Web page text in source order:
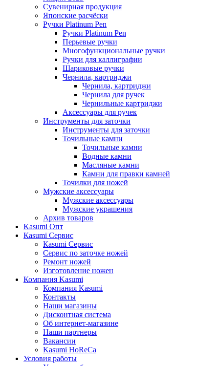
Сувенирная продукция
Японские расчёски
Ручки Platinum Pen
Ручки Platinum Pen
Перьевые ручки
Многофункциональные ручки
Ручки для каллиграфии
Шариковые ручки
Чернила, картриджи
Чернила, картриджи
Чернила для ручек
Чернильные картриджи
Аксессуары для ручек
Инструменты для заточки
Инструменты для заточки
Точильные камни
Точильные камни
Водные камни
Масляные камни
Камни для правки камней
Точилки для ножей
Мужские аксессуары
Мужские аксессуары
Мужские украшения
Архив товаров
Kasumi Опт
Кasumi Сервис
Кasumi Сервис
Сервис по заточке ножей
Ремонт ножей
Изготовление ножен
Компания Kasumi
Компания Kasumi
Контакты
Наши магазины
Дисконтная система
Об интернет-магазине
Наши партнеры
Вакансии
Kasumi HoReCa
Условия работы